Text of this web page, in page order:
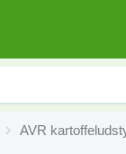
AVR